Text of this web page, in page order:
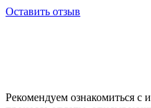
Оставить отзыв
Рекомендуем ознакомиться